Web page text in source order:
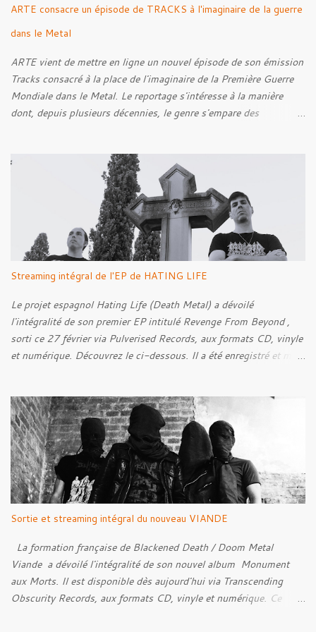
ARTE consacre un épisode de TRACKS à l'imaginaire de la guerre
dans le Metal
ARTE vient de mettre en ligne un nouvel épisode de son émission
Tracks consacré à la place de l'imaginaire de la Première Guerre
Mondiale dans le Metal. Le reportage s'intéresse à la manière
dont, depuis plusieurs décennies, le genre s'empare des
cette réflexion, Tracks est allé à la rencontre de Noise (
Kanonenfieber ) et de Dmytro Kumar ( 1914 ), qui reviennent sur
leur intérêt pour la Première Guerre mondiale. Le documentaire
donne également la parole au producteur Kristian "Kohle"
Kohlmannslehner, collaborateur de 1914 , ainsi qu'à l'historien
Ralf Raths, directeur du Musée allemand des blindés de Munster,
afin d'interroger plus largement la place des images de guerre
dans l'esthétique et l'imaginaire du Metal. Le reportage est à
découvrir ci-dessous :
Streaming intégral de l'EP de HATING LIFE
Le projet espagnol Hating Life (Death Metal) a dévoilé
l'intégralité de son premier EP intitulé Revenge From Beyond ,
sorti ce 27 février via Pulverised Records, aux formats CD, vinyle
et numérique. Découvrez le ci-dessous. Il a été enregistré et mixé
Rebellion Against The Vile 05. Revenge From Beyond 06. The
Sense Of Fear
Sortie et streaming intégral du nouveau VIANDE
La formation française de Blackened Death / Doom Metal
Viande a dévoilé l'intégralité de son nouvel album Monument
aux Morts. Il est disponible dès aujourd'hui via Transcending
Obscurity Records, aux formats CD, vinyle et numérique. Ce